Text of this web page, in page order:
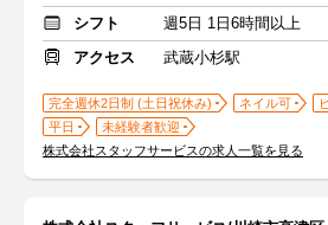
シフト
週5日 1日6時間以上
アクセス
武蔵小杉駅
完全週休2日制 (土日祝休み) ネイル可
平日
未経験者歓迎
株式会社スタッフサービスの求人一覧を見る